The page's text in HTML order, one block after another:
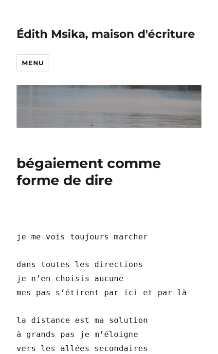
Édith Msika, maison d'écriture
MENU
bégaiement comme
forme de dire
je me vois toujours marcher
dans toutes les directions
je n’en choisis aucune
mes pas s’étirent par ici et par là
la distance est ma solution
à grands pas je m’éloigne
vers les allées secondaires